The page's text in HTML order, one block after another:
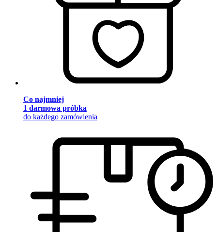
Co najmniej
1 darmowa próbka
do każdego zamówienia